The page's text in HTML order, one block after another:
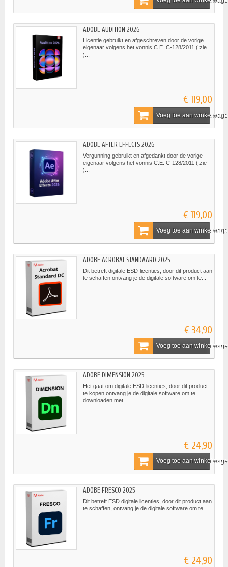
ADOBE AUDITION 2026
Licentie gebruikt en afgeschreven door de vorige
eigenaar volgens het vonnis C.E. C-128/2011 ( zie
)...
€ 119,00
Voeg toe aan
ADOBE AFTER EFFECTS 2026
Vergunning gebruikt en afgedankt door de vorige
eigenaar volgens het vonnis C.E. C-128/2011 ( zie
)...
€ 119,00
Voeg toe aan
ADOBE ACROBAT STANDAARD 2025
Dit betreft digitale ESD-licenties, door dit product aan
te schaffen ontvang je de digitale software om te...
€ 34,90
Voeg toe aan
ADOBE DIMENSION 2025
Het gaat om digitale ESD-licenties, door dit product
te kopen ontvang je de digitale software om te
downloaden met...
€ 24,90
Voeg toe aan
ADOBE FRESCO 2025
Dit betreft ESD digitale licenties, door dit product aan
te schaffen, ontvang je de digitale software om te...
€ 24,90